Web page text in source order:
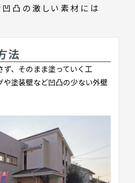
凹凸の激しい素材には
法
ず、そのまま塗っていく工
塗装壁など凹凸の少ない外壁